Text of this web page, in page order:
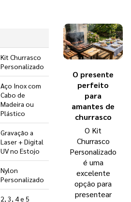
Kit Churrasco
Personalizado
Aço Inox com
Cabo de
Madeira ou
Plástico
Gravação a
Laser + Digital
UV no Estojo
Nylon
Personalizado
2, 3, 4 e 5
O presente
perfeito
para
amantes de
churrasco
O Kit
Churrasco
Personalizado
é uma
excelente
opção para
presentear